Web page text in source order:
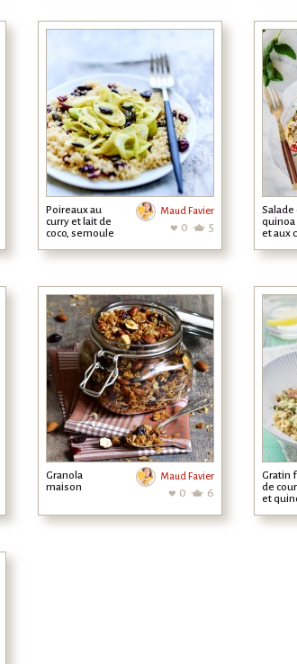
Poireaux au
curry et lait de
coco, semoule
Maud Favier
0 5
Salade
quinoa
et aux
Granola
maison
Maud Favier
0 6
Gratin
de
et